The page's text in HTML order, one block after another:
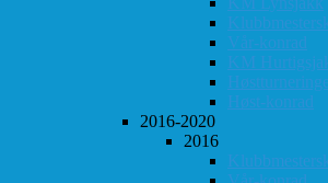
Vår-konrad
KM
Høst-konrad
2016-2020
2016